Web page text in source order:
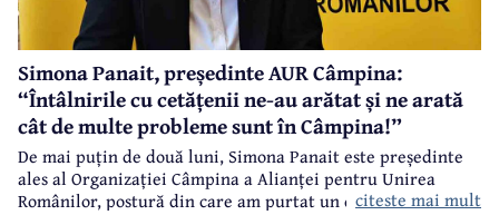
Simona Panait, președinte AUR Câmpina:
“Întâlnirile cu cetățenii ne-au arătat și ne arată
cât de multe probleme sunt în Câmpina!”
De mai puțin de două luni, Simona Panait este președinte
ales al Organizației Câmpina a Alianței pentru Unirea
Românilor, postură din care am purtat un dialog despre
citeste mai mult